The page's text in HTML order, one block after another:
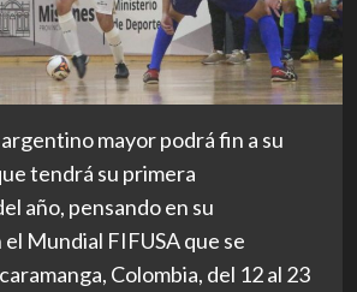
mayor podrá fin a su
tendrá su primera
año, pensando en su
Mundial FIFUSA que se
Colombia, del 12 al 23